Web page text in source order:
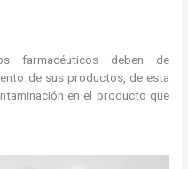
farmacéuticos deben de
de sus productos, de esta
en el producto que